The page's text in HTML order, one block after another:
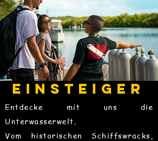
EINSTEIGER
Entdecke mit uns die
Unterwasserwelt.
Vom historischen Schiffswracks,